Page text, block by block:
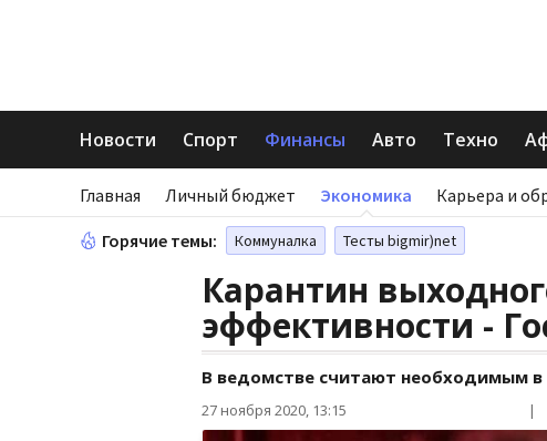
Новости Спорт Финансы Авто Техно
Главная Личный бюджет Экономика Карьера и
Горячие темы: Коммуналка Тесты bigmir)net
Карантин
эффективности -
В ведомстве считают необходимым
27 ноября 2020, 13:15 |